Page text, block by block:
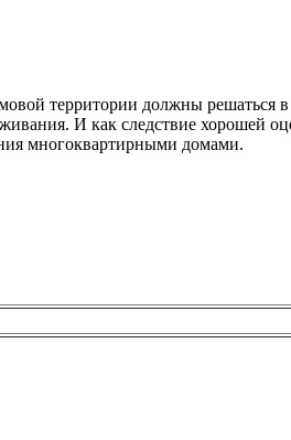
территории должны решаться
И как следствие хорошей
многоквартирными домами.